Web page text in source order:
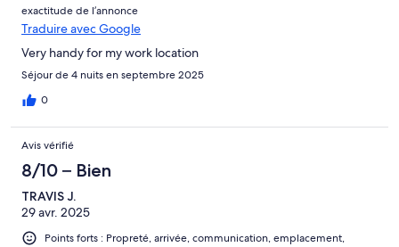
exactitude de l’annonce
Traduire avec Google
Very handy for my work location
Séjour de 4 nuits en septembre 2025
0
Avis vérifié
8/10 – Bien
TRAVIS J.
29 avr. 2025
Points forts : Propreté, arrivée, communication, emplacement,